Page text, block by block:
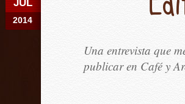
JUL
2014
Una entrevista que
publicar en Café y